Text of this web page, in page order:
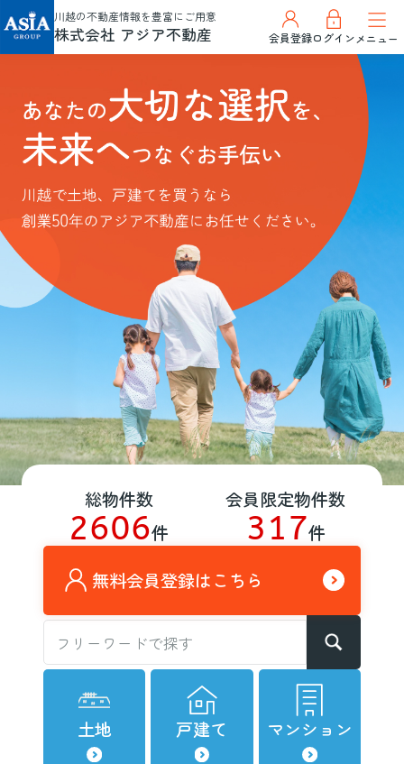
川越の不動産情報を豊富にご用意
株式会社 アジア不動産 会員登録ログインメニュー
総物件数
2606件
会員限定物件数
317件
無料会員登録はこちら
土地 戸建て マンション